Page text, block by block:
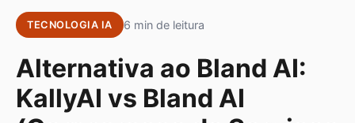
TECNOLOGIA IA 6 min de leitura
Alternativa ao Bland AI:
KallyAI vs Bland AI